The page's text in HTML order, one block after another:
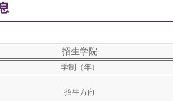
招生学院
学制（年）
招生方向